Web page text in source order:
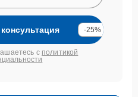
-25%
с политикой